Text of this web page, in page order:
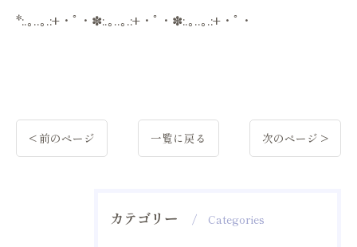
*:.｡..｡.:+・ﾟ・✽:.｡..｡.:+・ﾟ・✽:.｡..｡.:+・ﾟ・
< 前のページ 一覧に戻る 次のページ >
カテゴリー Categories